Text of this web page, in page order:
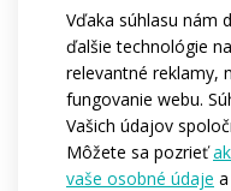
Vďaka súhlasu nám
ďalšie technológie
relevantné reklamy,
fungovanie webu.
Vašich údajov
Môžete sa pozrieť
vaše osobné údaje a
Kód:
at953.21
Materiál:
Cotton flexi
Espan
Varianty:
Pánská /
Veľkosti
deti:
98-104 /
152 / 158 /